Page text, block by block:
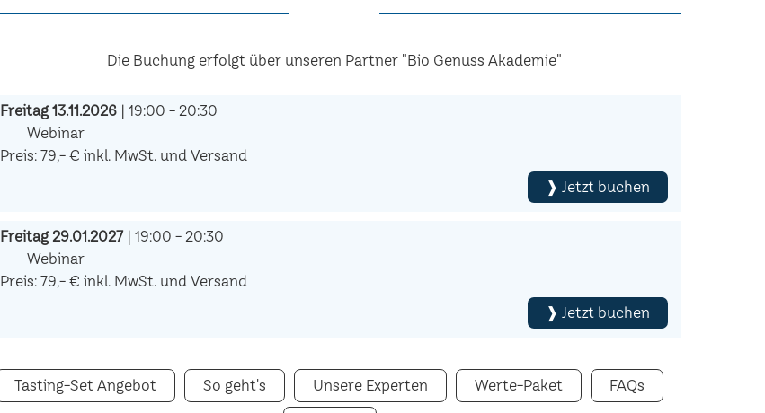
Die Buchung erfolgt über unseren Partner "Bio Genuss Akademie"
Freitag 13.11.2026 | 19:00 - 20:30
Webinar
Preis: 79,- € inkl. MwSt. und Versand
❱ Jetzt buchen
Freitag 29.01.2027| 19:00 - 20:30
Webinar
Preis: 79,- € inkl. MwSt. und Versand
❱ Jetzt buchen
Tasting-Set Angebot So geht's Unsere Experten Werte-Paket FAQs